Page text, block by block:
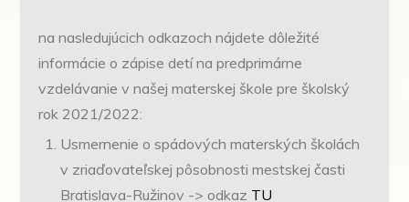
na nasledujúcich odkazoch nájdete dôležité
informácie o zápise detí na predprimárne
vzdelávanie v našej materskej škole pre školský
rok 2021/2022:
Usmernenie o spádových materských školách
v zriaďovateľskej pôsobnosti mestskej časti
Bratislava-Ružinov -> odkaz TU